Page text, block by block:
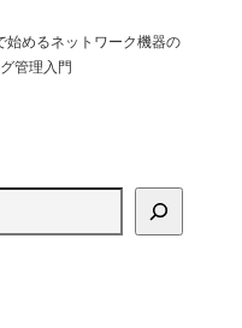
始めるネットワーク機器の
管理入門